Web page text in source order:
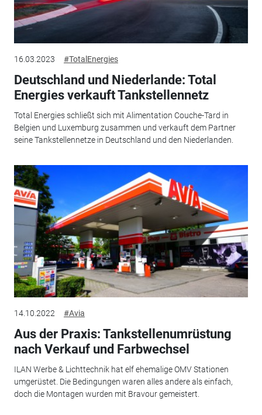
16.03.2023 #TotalEnergies
Deutschland und Niederlande: Total
Energies verkauft Tankstellennetz
Total Energies schließt sich mit Alimentation Couche-Tard in
Belgien und Luxemburg zusammen und verkauft dem Partner
seine Tankstellennetze in Deutschland und den Niederlanden.
14.10.2022 #Avia
Aus der Praxis: Tankstellenumrüstung
nach Verkauf und Farbwechsel
ILAN Werbe & Lichttechnik hat elf ehemalige OMV Stationen
umgerüstet. Die Bedingungen waren alles andere als einfach,
doch die Montagen wurden mit Bravour gemeistert.